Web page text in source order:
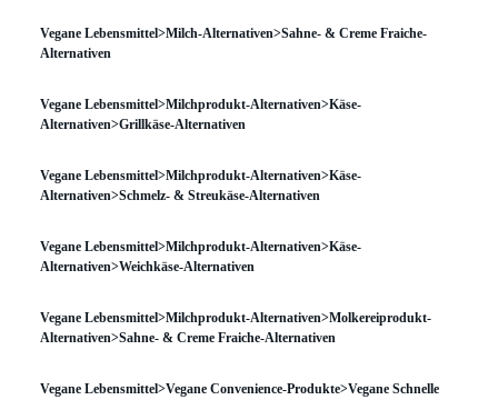
Vegane Lebensmittel>Milch-Alternativen>Sahne- & Creme Fraiche-
Alternativen
Vegane Lebensmittel>Milchprodukt-Alternativen>Käse-
Alternativen>Grillkäse-Alternativen
Vegane Lebensmittel>Milchprodukt-Alternativen>Käse-
Alternativen>Schmelz- & Streukäse-Alternativen
Vegane Lebensmittel>Milchprodukt-Alternativen>Käse-
Alternativen>Weichkäse-Alternativen
Vegane Lebensmittel>Milchprodukt-Alternativen>Molkereiprodukt-
Alternativen>Sahne- & Creme Fraiche-Alternativen
Vegane Lebensmittel>Vegane Convenience-Produkte>Vegane Schnelle